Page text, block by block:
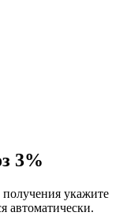
3%
получения укажите
автоматически.